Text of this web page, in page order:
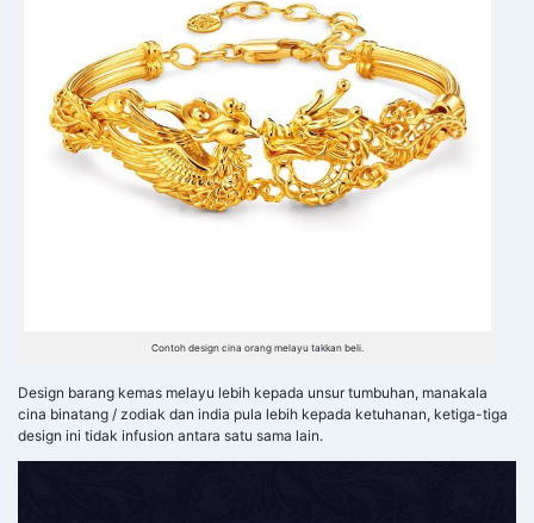
Contoh design cina orang melayu takkan beli.
Design barang kemas melayu lebih kepada unsur tumbuhan, manakala
cina binatang / zodiak dan india pula lebih kepada ketuhanan, ketiga-tiga
design ini tidak infusion antara satu sama lain.